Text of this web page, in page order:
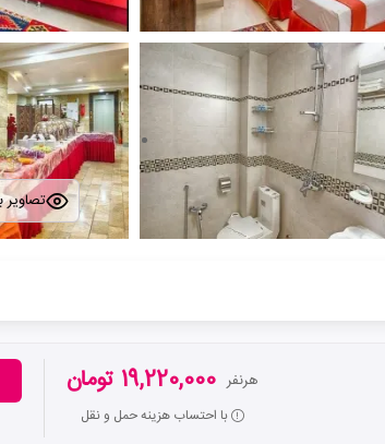
تصاویر
هرنفر 19,220,000 تومان
با احتساب هزینه حمل و نقل